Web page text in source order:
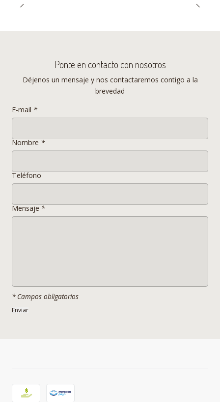
Ponte en contacto con nosotros
Déjenos un mensaje y nos contactaremos contigo a la
brevedad
E-mail *
Nombre *
Teléfono
Mensaje *
* Campos obligatorios